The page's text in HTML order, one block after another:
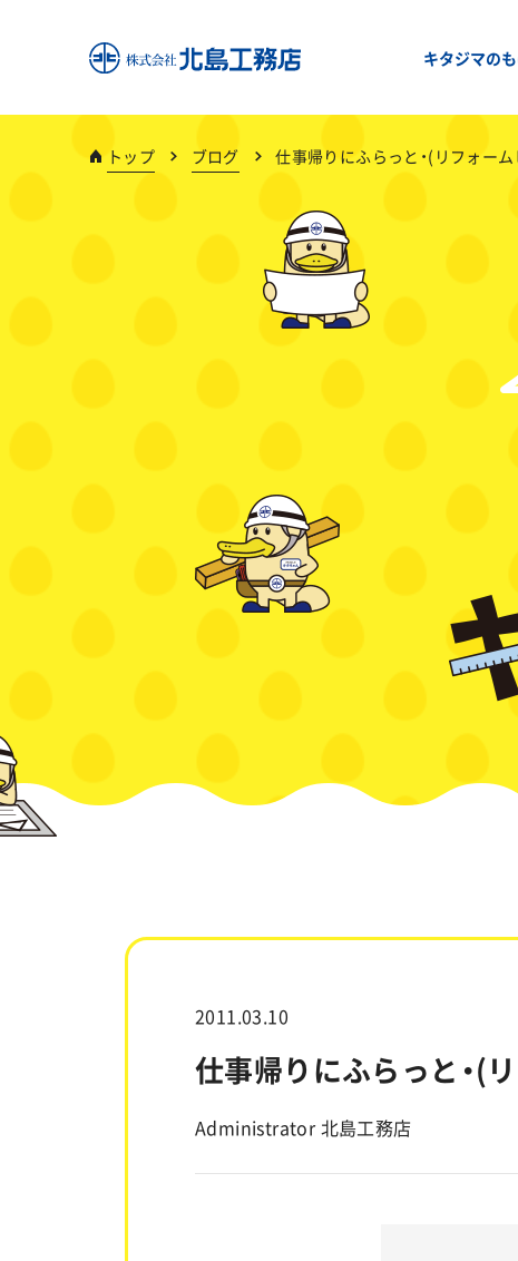
キタジマの
トップ ブログ 仕事帰りにふらっと・(リフォ
2011.03.10
仕事帰りにふらっと・
Administrator 北島工務店